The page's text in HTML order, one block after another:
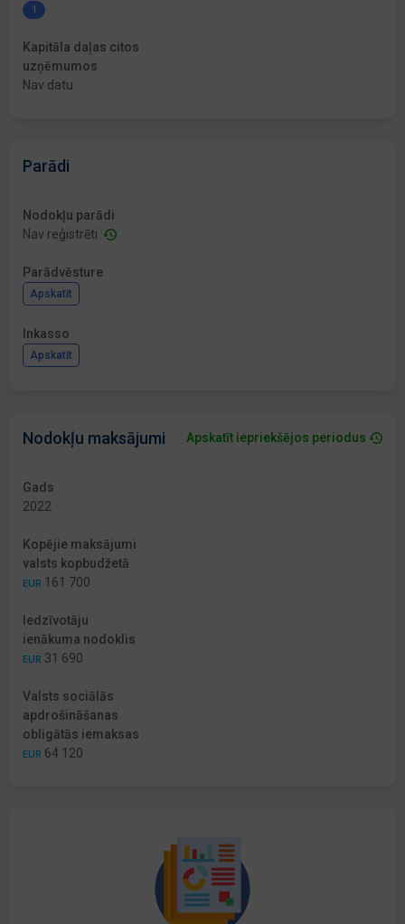
1
Kapitāla daļas citos
uzņēmumos
Nav datu
Parādi
Nodokļu parādi
Nav reģistrēti
Parādvēsture
Apskatīt
Inkasso
Apskatīt
Nodokļu maksājumi Apskatīt iepriekšējos periodus
Gads
2022
Kopējie maksājumi
valsts kopbudžetā
EUR 161 700
Iedzīvotāju
ienākuma nodoklis
EUR 31 690
Valsts sociālās
apdrošināšanas
obligātās iemaksas
EUR 64 120